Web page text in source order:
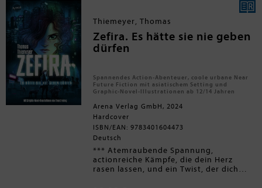
. Zugleich ist sie eine
Hommage an
Toleranz, Akzeptanz
und dieVielfalt von
Lebenswegen.
Thiemeyer, Thomas
Zefira. Es hätte sie nie geben
dürfen
Spannendes Action-Abenteuer, coole urbane Near
Future Fiction mit asiatischem Setting und
Graphic-Novel-Illustrationen ab 12/14 Jahren
Arena Verlag GmbH, 2024
Hardcover
ISBN/EAN: 9783401604473
Deutsch
*** Atemraubende Spannung,
actionreiche Kämpfe, die dein Herz
rasen lassen, und ein Twist, der dich